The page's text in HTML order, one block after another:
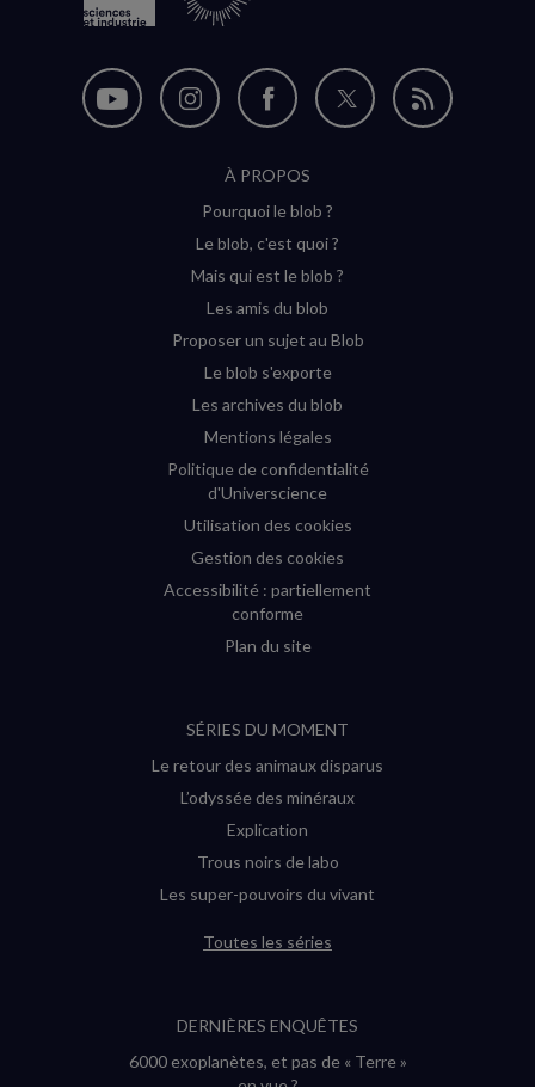
Nous
Nous
Instagram
(nouvelle
Nous
sur
Facebook
(nouvelle
Nous
Flux
À PROPOS
Pourquoi le blob ?
Le blob, c'est quoi ?
Mais qui est le blob ?
Les amis du blob
Proposer un sujet au Blob
Le blob s'exporte
Les archives du blob
Mentions légales
Politique de confidentialité
d'Universcience
Utilisation des cookies
Gestion des cookies
Accessibilité : partiellement
conforme
Plan du site
SÉRIES DU MOMENT
Le retour des animaux disparus
L’odyssée des minéraux
Explication
Trous noirs de labo
Les super-pouvoirs du vivant
Toutes les séries
DERNIÈRES ENQUÊTES
6000 exoplanètes, et pas de « Terre »